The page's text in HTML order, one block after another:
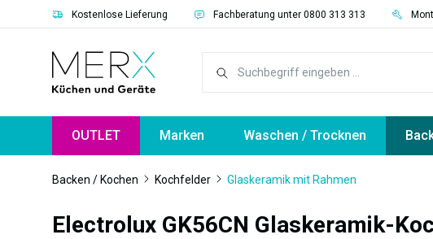
Zur Hauptnavigation springen
Kostenlose Lieferung Fachberatung unter 0800 313 313
OUTLET Marken Waschen / Trocknen
Backen / Kochen Kochfelder Glaskeramik mit Rahmen
Electrolux GK56CN Glaskeramik-